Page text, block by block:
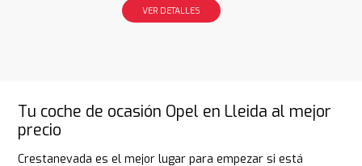
VER DETALLES
Tu coche de ocasión Opel en Lleida al mejor
precio
Crestanevada es el mejor lugar para empezar si está